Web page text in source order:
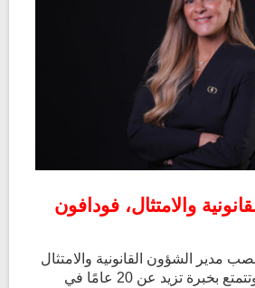
والامتثال، فودافون
الشؤون القانونية والامتثال
في فودافون مصر، وتتمتع بخبرة تزيد عن 20 عامًا في